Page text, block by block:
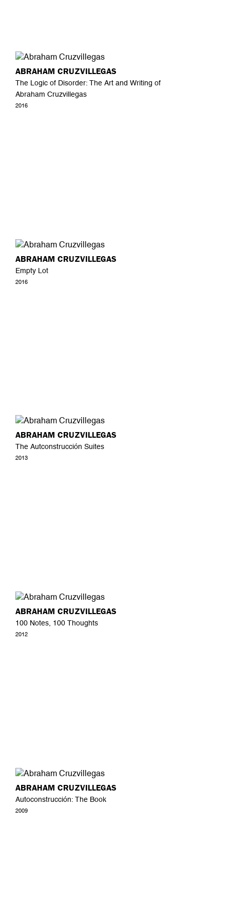
ABRAHAM CRUZVILLEGAS
The Logic of Disorder: The Art and Writing of
Abraham Cruzvillegas
2016
ABRAHAM CRUZVILLEGAS
Empty Lot
2016
ABRAHAM CRUZVILLEGAS
The Autconstrucción Suites
2013
ABRAHAM CRUZVILLEGAS
100 Notes, 100 Thoughts
2012
ABRAHAM CRUZVILLEGAS
Autoconstrucción: The Book
2009